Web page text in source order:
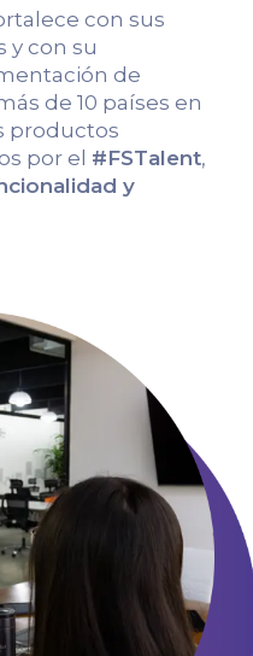
con sus
y con su
de
de 10 países en
productos
por el #FSTalent,
y